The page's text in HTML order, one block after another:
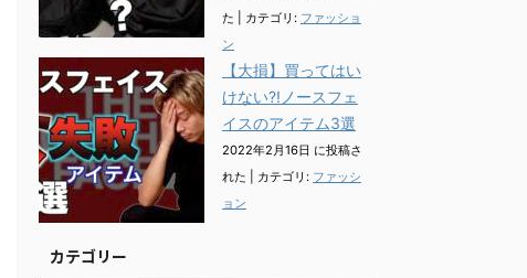
た
カテゴリ: ファッショ
ン
【大損】買ってはい
けない?!ノースフェ
イスのアイテム3選
2022年2月16日 に投稿さ
れた
カテゴリ: ファッシ
ョン
カテゴリー